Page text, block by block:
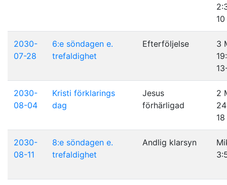
10
2030-
07-28
6:e söndagen e.
trefaldighet
Efterföljelse
3
2030-
08-04
Kristi förklarings
dag
Jesus
förhärligad
2
18
2030-
08-11
8:e söndagen e.
trefaldighet
Andlig klarsyn